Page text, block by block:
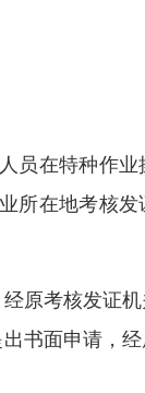
员在特种作
所在地考核
原考核发证
书面申请，